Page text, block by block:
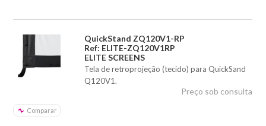
QuickStand ZQ120V1-RP
Ref: ELITE-ZQ120V1RP
ELITE SCREENS
Tela de retroprojeção (tecido) para QuickSand
Q120V1.
Comparar
Preço sob consulta